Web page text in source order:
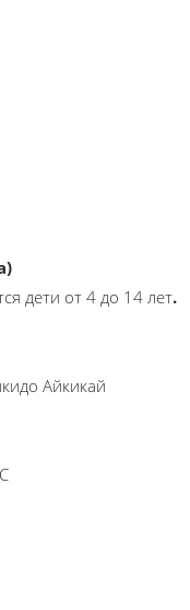
дети от 4 до 14 лет.
Айкикай